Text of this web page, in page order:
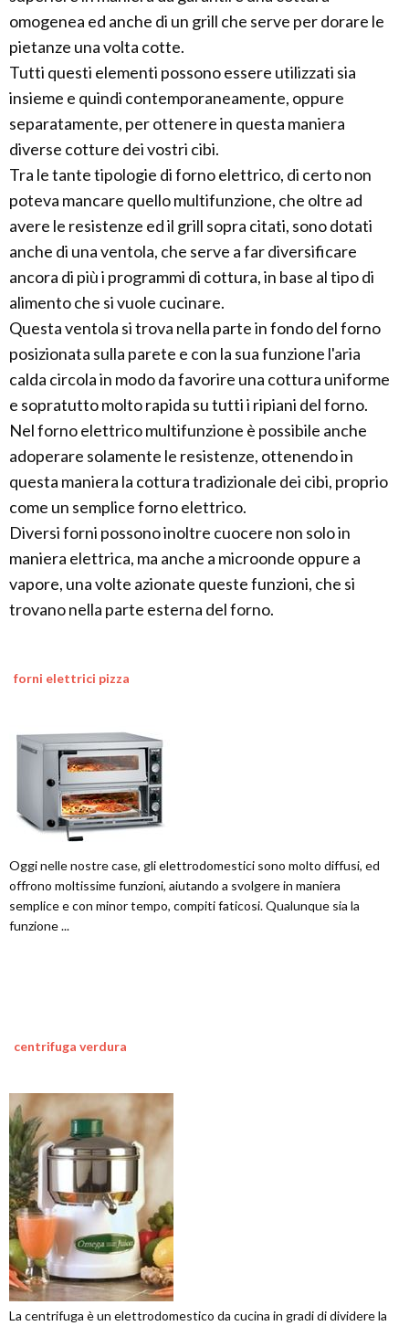
omogenea ed anche di un grill che serve per dorare le
pietanze una volta cotte.
Tutti questi elementi possono essere utilizzati sia
insieme e quindi contemporaneamente, oppure
separatamente, per ottenere in questa maniera
diverse cotture dei vostri cibi.
Tra le tante tipologie di forno elettrico, di certo non
poteva mancare quello multifunzione, che oltre ad
avere le resistenze ed il grill sopra citati, sono dotati
anche di una ventola, che serve a far diversificare
ancora di più i programmi di cottura, in base al tipo di
alimento che si vuole cucinare.
Questa ventola si trova nella parte in fondo del forno
posizionata sulla parete e con la sua funzione l'aria
calda circola in modo da favorire una cottura uniforme
e sopratutto molto rapida su tutti i ripiani del forno.
Nel forno elettrico multifunzione è possibile anche
adoperare solamente le resistenze, ottenendo in
questa maniera la cottura tradizionale dei cibi, proprio
come un semplice forno elettrico.
Diversi forni possono inoltre cuocere non solo in
maniera elettrica, ma anche a microonde oppure a
vapore, una volte azionate queste funzioni, che si
trovano nella parte esterna del forno.
forni elettrici pizza
Oggi nelle nostre case, gli elettrodomestici sono molto diffusi, ed
offrono moltissime funzioni, aiutando a svolgere in maniera
semplice e con minor tempo, compiti faticosi. Qualunque sia la
funzione ...
centrifuga verdura
La centrifuga è un elettrodomestico da cucina in gradi di dividere la